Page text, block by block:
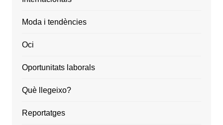
Moda i tendències
Oci
Oportunitats laborals
Què llegeixo?
Reportatges